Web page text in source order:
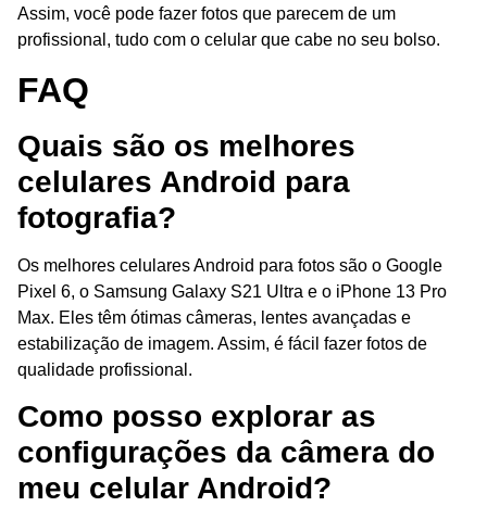
Assim, você pode fazer fotos que parecem de um
profissional, tudo com o celular que cabe no seu bolso.
FAQ
Quais são os melhores
celulares Android para
fotografia?
Os melhores celulares Android para fotos são o Google
Pixel 6, o Samsung Galaxy S21 Ultra e o iPhone 13 Pro
Max. Eles têm ótimas câmeras, lentes avançadas e
estabilização de imagem. Assim, é fácil fazer fotos de
qualidade profissional.
Como posso explorar as
configurações da câmera do
meu celular Android?